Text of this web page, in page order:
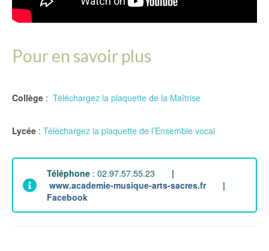
Pour en savoir plus
Collège : Téléchargez la plaquette de la Maîtrise
Lycée : Téléchargez la plaquette de l’Ensemble vocal
Téléphone : 02.97.57.55.23 |
www.academie-musique-arts-sacres.fr|
Facebook